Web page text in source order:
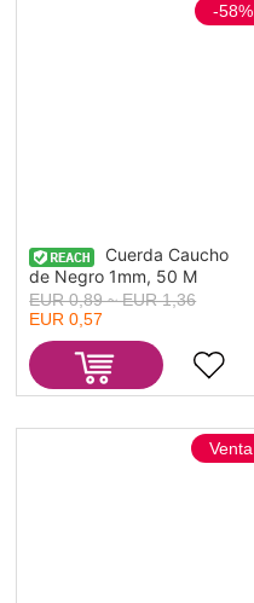
Cuerda Caucho
de Negro 1mm, 50 M
-58%
EUR 0,89 ~ EUR 1,36
EUR 0,57
Venta